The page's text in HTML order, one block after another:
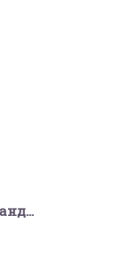
Неволина Екатерина Александровна